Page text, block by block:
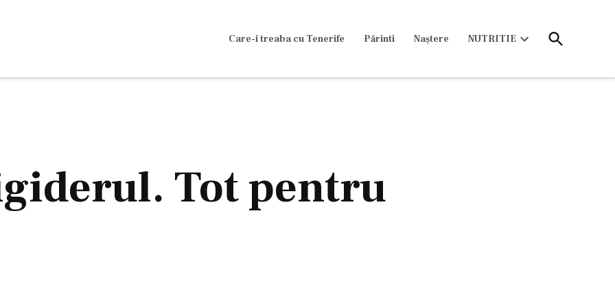
Care-i treaba cu Tenerife Părinti Naștere NUTRITIE
Open
Search
Tot pentru